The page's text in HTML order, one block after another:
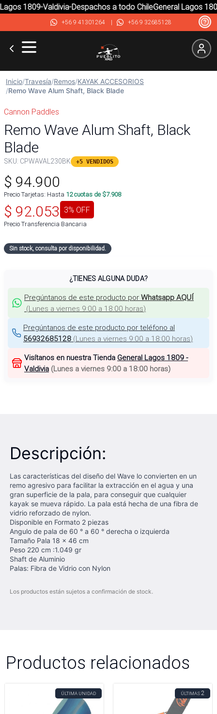
1809-Valdivia-Despachos a todo ChileGeneral Lagos
+56 9 41301264| +56 9 32685128
Inicio/Travesía/Remos/KAYAK ACCESORIOS
/Remo Wave Alum Shaft, Black Blade
Cannon Paddles
Remo Wave Alum Shaft, Black
Blade
SKU: CPWAVAL230BK +5 VENDIDOS
$ 94.900
Precio Tarjetas: Hasta 12cuotas de $7.908
$ 92.053 3% OFF
Precio Transferencia Bancaria
Sin stock, consulta por disponibilidad.
¿TIENES ALGUNA DUDA?
Pregúntanos de este producto por Whatsapp AQUÍ
(Lunes a viernes 9:00 a 18:00 horas)
Pregúntanos de este producto por teléfono al
56932685128 (Lunes a viernes 9:00 a 18:00 horas)
Visítanos en nuestra Tienda General Lagos 1809 -
Valdivia (Lunes a viernes 9:00 a 18:00 horas)
Descripción:
Las características del diseño del Wave lo convierten en un
remo agresivo para facilitar la extracción en el agua y una
gran superficie de la pala, para conseguir que cualquier
kayak se mueva rápido. La pala está hecha de una fibra de
vidrio reforzado de nylon.
Disponible en Formato 2 piezas
Angulo de pala de 60 ° a 60 ° derecha o izquierda
Tamaño Pala 18 x 46 cm
Peso 220 cm :1.049 gr
Shaft de Aluminio
Palas: Fibra de Vidrio con Nylon
Los productos están sujetos a confirmación de stock.
Productos relacionados
ÚLTIMA UNIDAD ÚLTIMAS2